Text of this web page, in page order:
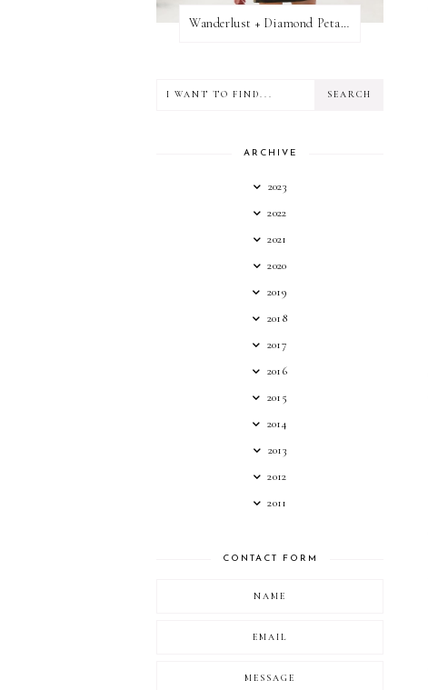
Wanderlust + Diamond Petal Giveaway
ARCHIVE
2023
2022
2021
2020
2019
2018
2017
2016
2015
2014
2013
2012
2011
CONTACT FORM